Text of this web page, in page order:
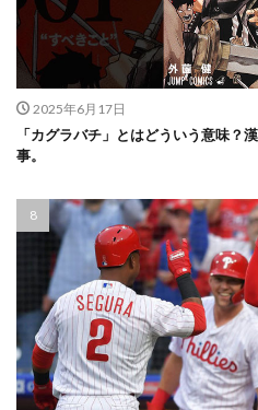
2025年6月17日
「カグラバチ」とはどういう意味？
事。